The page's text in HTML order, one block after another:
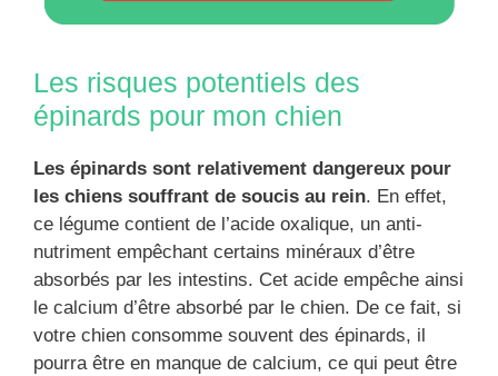
Les risques potentiels des
épinards pour mon chien
Les épinards sont relativement dangereux pour
les chiens souffrant de soucis au rein. En effet,
ce légume contient de l’acide oxalique, un anti-
nutriment empêchant certains minéraux d’être
absorbés par les intestins. Cet acide empêche ainsi
le calcium d’être absorbé par le chien. De ce fait, si
votre chien consomme souvent des épinards, il
pourra être en manque de calcium, ce qui peut être